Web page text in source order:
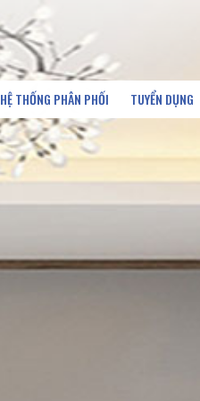
HỆ THỐNG PHÂN PHỐI TUYỂN DỤNG